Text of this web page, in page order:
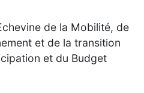
de la Mobilité, de
et de la transition
et du Budget